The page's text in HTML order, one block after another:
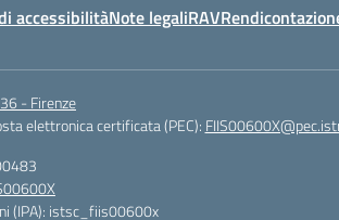
accessibilitàNote legaliRAV
- Firenze
elettronica certificata (PEC):
(IPA): istsc_fiis00600x